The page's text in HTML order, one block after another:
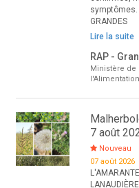
symptômes.
GRANDES
Lire la suite
RAP -
Ministère de
7 août
Nouveau
07 août 2026